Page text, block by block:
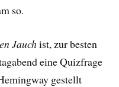
so.
Jauchist, zur besten
eine Quizfrage
gestellt